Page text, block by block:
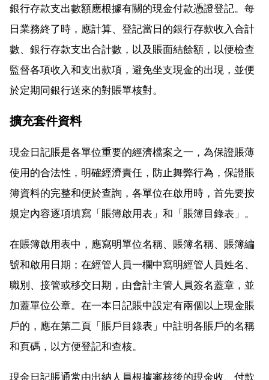
銀行存款支出數額應根據有關的現金付款憑證登記。每
日業務終了時，應計算、登記當日的銀行存款收入合計
數、銀行存款支出合計數，以及賬面結餘額，以便檢查
監督各項收入和支出款項，避免坐支現金的出現，並便
於定期同銀行送來的對賬單核對。
擴充套件資料
現金日記賬是各單位重要的經濟檔案之一，為保證賬薄
使用的合法性，明確經濟責任，防止舞弊行為，保證賬
簿資料的完整和便於查詢，各單位在啟用時，首先要按
規定內容逐項填寫「賬簿啟用表」和「賬簿目錄表」。
在賬簿啟用表中，應寫明單位名稱、賬簿名稱、賬簿編
號和啟用日期；在經管人員一欄中寫明經管人員姓名、
職別、接管或移交日期，由會計主管人員簽名蓋章，並
加蓋單位公章。在一本日記賬中設定有兩個以上現金賬
戶的，應在第二頁「賬戶目錄表」中註明各賬戶的名稱
和頁碼，以方便登記和查核。
現金日記賬通常由出納人員根據審核後的現金收、付款